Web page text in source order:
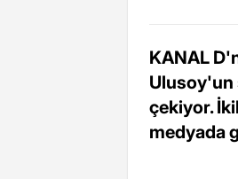
KANAL
Ulusoy'un
çekiyor.
medyada